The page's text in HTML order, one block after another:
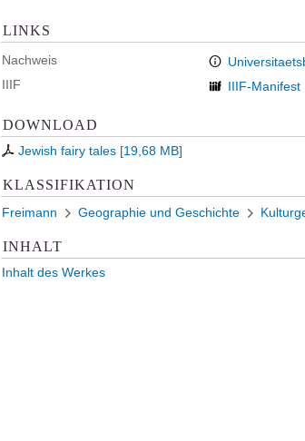
LINKS
Nachweis
IIIF
IIIF-Manifest
DOWNLOAD
Jewish fairy tales [19,68 MB]
KLASSIFIKATION
Freimann Geographie und Geschichte
INHALT
Inhalt des Werkes